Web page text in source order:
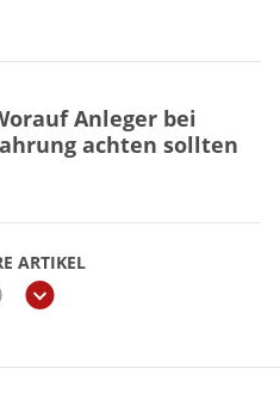
ARTIKEL
weiter
Anleger bei
achten sollten